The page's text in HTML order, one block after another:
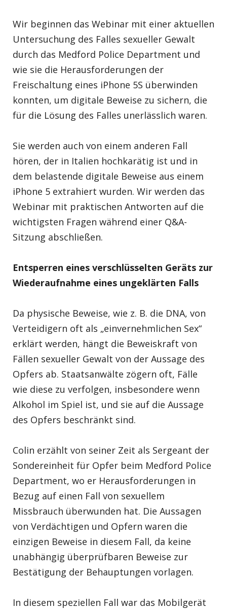
Wir beginnen das Webinar mit einer aktuellen
Untersuchung des Falles sexueller Gewalt
durch das Medford Police Department und
wie sie die Herausforderungen der
Freischaltung eines iPhone 5S überwinden
konnten, um digitale Beweise zu sichern, die
für die Lösung des Falles unerlässlich waren.
Sie werden auch von einem anderen Fall
hören, der in Italien hochkarätig ist und in
dem belastende digitale Beweise aus einem
iPhone 5 extrahiert wurden. Wir werden das
Webinar mit praktischen Antworten auf die
wichtigsten Fragen während einer Q&A-
Sitzung abschließen.
Entsperren eines verschlüsselten Geräts zur
Wiederaufnahme eines ungeklärten Falls
Da physische Beweise, wie z. B. die DNA, von
Verteidigern oft als „einvernehmlichen Sex“
erklärt werden, hängt die Beweiskraft von
Fällen sexueller Gewalt von der Aussage des
Opfers ab. Staatsanwälte zögern oft, Fälle
wie diese zu verfolgen, insbesondere wenn
Alkohol im Spiel ist, und sie auf die Aussage
des Opfers beschränkt sind.
Colin erzählt von seiner Zeit als Sergeant der
Sondereinheit für Opfer beim Medford Police
Department, wo er Herausforderungen in
Bezug auf einen Fall von sexuellem
Missbrauch überwunden hat. Die Aussagen
von Verdächtigen und Opfern waren die
einzigen Beweise in diesem Fall, da keine
unabhängig überprüfbaren Beweise zur
Bestätigung der Behauptungen vorlagen.
In diesem speziellen Fall war das Mobilgerät